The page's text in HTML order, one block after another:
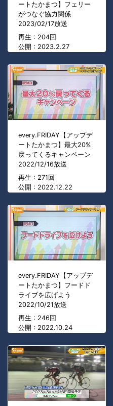
ートたかまつ】フェリー
がつなぐ協力関係
2023/02/17放送
再生 : 204回
公開 : 2023.2.27
every.FRIDAY【アップデ
ートたかまつ】最大20%
戻ってくるキャンペーン
2022/12/16放送
再生 : 271回
公開 : 2022.12.22
every.FRIDAY【アップデ
ートたかまつ】フードド
ライブを広げよう
2022/10/21放送
再生 : 246回
公開 : 2022.10.24